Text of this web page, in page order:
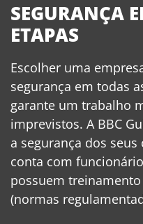
SEGURANÇA
ETAPAS
Escolher uma
segurança em todas
garante um trabalho
imprevistos. A BBC
a segurança dos
conta com
possuem
(normas